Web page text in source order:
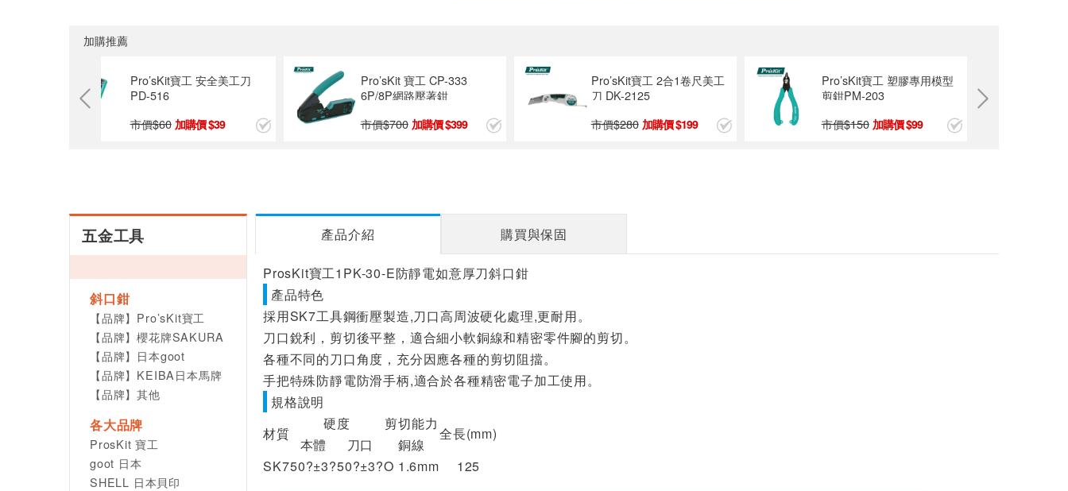
Pro'sKit 不鏽鋼掌心
無牙尖嘴鉗 1PK-50
加購推薦
Pro’sKit寶工 安全美工刀
PD-516
市價$60 39
Pro’sKit 寶工 CP-333
6P/8P網路壓著鉗
市價$700 399
Pro’sKit寶工 2合1卷尺美工
刀 DK-2125
市價$280 199
Pro’sKit寶工 塑膠專用模型
剪鉗PM-203
市價$150 99
五金工具
斜口鉗
【品牌】Pro’sKit寶工
【品牌】櫻花牌SAKURA
【品牌】日本goot
【品牌】KEIBA日本馬牌
【品牌】其他
各大品牌
ProsKit 寶工
goot 日本
SHELL 日本貝印
產品介紹 購買與保固
ProsKit寶工1PK-30-E防靜電如意厚刀斜口鉗
產品特色
採用SK7工具鋼衝壓製造,刀口高周波硬化處理,更耐用。
刀口銳利，剪切後平整，適合細小軟銅線和精密零件腳的剪切。
各種不同的刀口角度，充分因應各種的剪切阻擋。
手把特殊防靜電防滑手柄,適合於各種精密電子加工使用。
規格說明
材質
硬度 剪切能力
全長(mm)
本體 刀口
銅線
SK750?±3?50?±3?O 1.6mm 125